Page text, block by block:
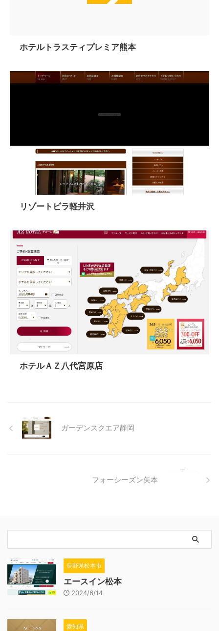
ホテルトラスティプレミア熊本
リゾートビラ軽井沢
ホテルＡＺ八代宮原店
ガーデンスクエア静岡
フォーシーズン矢本
長野県松本市
エースイン松本
2024/6/14
愛知県